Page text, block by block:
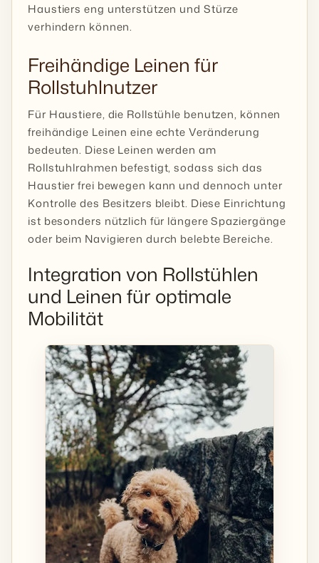
Haustiers eng unterstützen und Stürze
verhindern können.
Freihändige Leinen für
Rollstuhlnutzer
Für Haustiere, die Rollstühle benutzen, können
freihändige Leinen eine echte Veränderung
bedeuten. Diese Leinen werden am
Rollstuhlrahmen befestigt, sodass sich das
Haustier frei bewegen kann und dennoch unter
Kontrolle des Besitzers bleibt. Diese Einrichtung
ist besonders nützlich für längere Spaziergänge
oder beim Navigieren durch belebte Bereiche.
Integration von Rollstühlen
und Leinen für optimale
Mobilität